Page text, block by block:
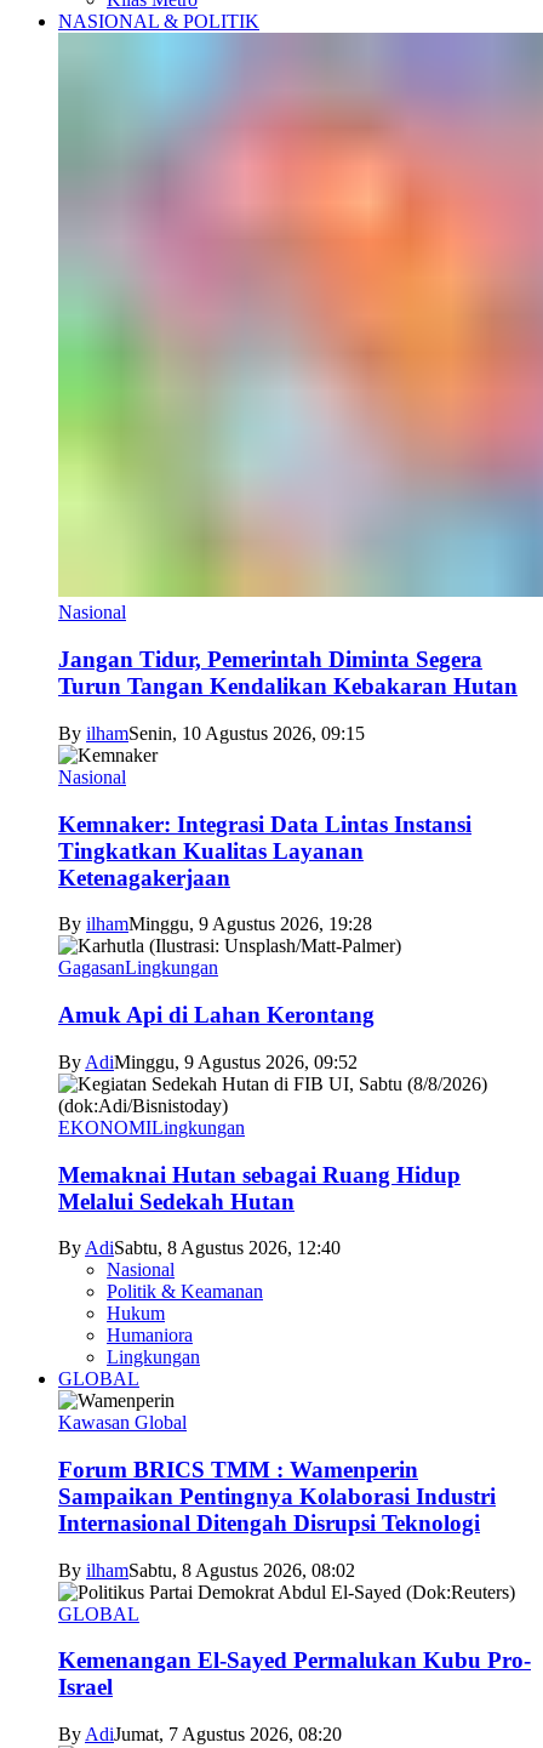
NASIONAL & POLITIK
Nasional
Jangan Tidur, Pemerintah Diminta Segera
Turun Tangan Kendalikan Kebakaran Hutan
By ilhamSenin, 10 Agustus 2026, 09:15
Nasional
Kemnaker: Integrasi Data Lintas Instansi
Tingkatkan Kualitas Layanan
Ketenagakerjaan
By ilhamMinggu, 9 Agustus 2026, 19:28
GagasanLingkungan
Amuk Api di Lahan Kerontang
By AdiMinggu, 9 Agustus 2026, 09:52
EKONOMILingkungan
Memaknai Hutan sebagai Ruang Hidup
Melalui Sedekah Hutan
By AdiSabtu, 8 Agustus 2026, 12:40
Nasional
Politik & Keamanan
Hukum
Humaniora
Lingkungan
GLOBAL
Kawasan Global
Forum BRICS TMM : Wamenperin
Sampaikan Pentingnya Kolaborasi Industri
Internasional Ditengah Disrupsi Teknologi
By ilhamSabtu, 8 Agustus 2026, 08:02
GLOBAL
Kemenangan El-Sayed Permalukan Kubu Pro-
Israel
By AdiJumat, 7 Agustus 2026, 08:20